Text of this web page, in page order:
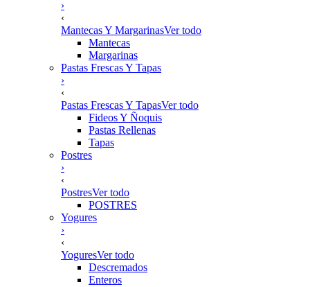
›
‹
Mantecas Y MargarinasVer todo
Mantecas
Margarinas
Pastas Frescas Y Tapas
›
‹
Pastas Frescas Y TapasVer todo
Fideos Y Ñoquis
Pastas Rellenas
Tapas
Postres
›
‹
PostresVer todo
POSTRES
Yogures
›
‹
YoguresVer todo
Descremados
Enteros